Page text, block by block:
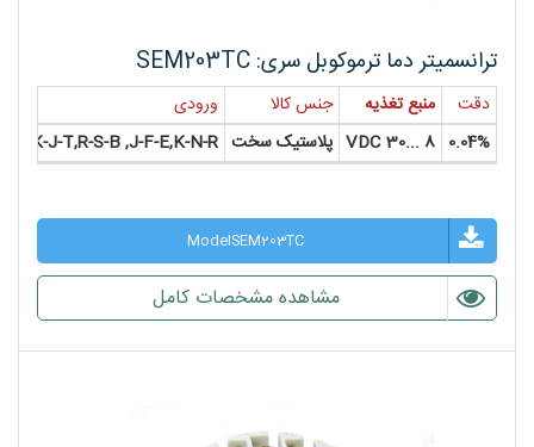
ترانسمیتر دما ترموکوبل سری: SEM203TC
دقت منبع تغذیه جنس کالا
ورودی
0.04%
8 ...30 VDC پلاستیک سخت K-J-T,R-S-B ,J-F-E,K-N-R
ModelSEM203TC
مشاهده مشخصات کامل